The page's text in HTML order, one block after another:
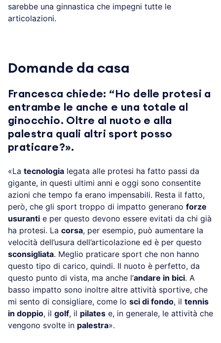
sarebbe una ginnastica che impegni tutte le
articolazioni.
Domande da casa
Francesca chiede: “Ho delle protesi a
entrambe le anche e una totale al
ginocchio. Oltre al nuoto e alla
palestra quali altri sport posso
praticare?».
«La tecnologia legata alle protesi ha fatto passi da
gigante, in questi ultimi anni e oggi sono consentite
azioni che tempo fa erano impensabili. Resta il fatto,
però, che gli sport troppo di impatto generano forze
usuranti e per questo devono essere evitati da chi già
ha protesi. La corsa, per esempio, può aumentare la
velocità dell’usura dell’articolazione ed è per questo
sconsigliata. Meglio praticare sport che non hanno
questo tipo di carico, quindi. Il nuoto è perfetto, da
questo punto di vista, ma anche l’andare in bici. A
basso impatto sono inoltre altre attività sportive, che
mi sento di consigliare, come lo sci di fondo, il tennis
in doppio, il golf, il pilates e, in generale, le attività che
vengono svolte in palestra».